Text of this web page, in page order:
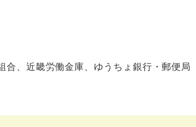
合、近畿労働金庫、ゆうちょ銀行・郵便局